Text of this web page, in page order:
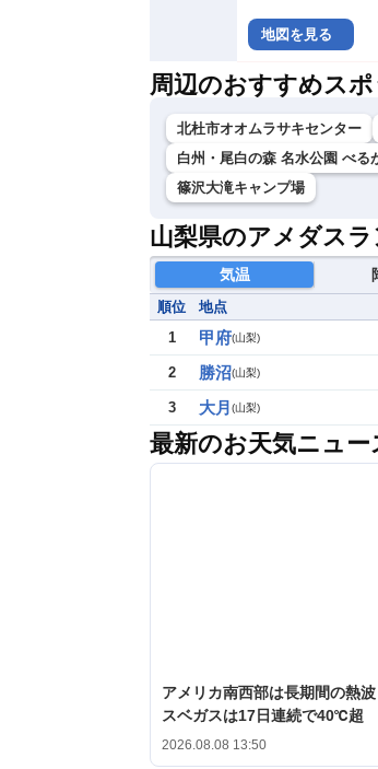
地図を見る
周辺のおすすめスポ
北杜市オオムラサキセンター
白州・尾白の森 名水公園 べる
篠沢大滝キャンプ場
山梨県のアメダス
気温
順位 地点
1
甲府(山梨)
2 勝沼(山梨)
3 大月 (山梨)
最新のお天気ニュー
アメリカ南西部は長期間の熱
スベガスは17日連続で40℃超
2026.08.08 13:50